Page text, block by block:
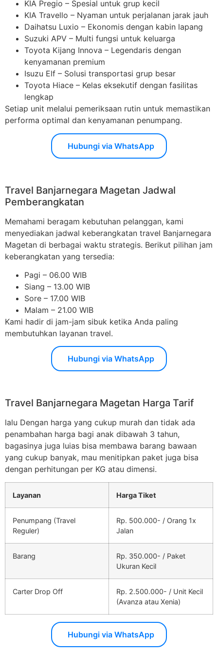
KIA Pregio – Spesial untuk grup kecil
KIA Travello – Nyaman untuk perjalanan jarak jauh
Daihatsu Luxio – Ekonomis dengan kabin lapang
Suzuki APV – Multi fungsi untuk keluarga
Toyota Kijang Innova – Legendaris dengan
kenyamanan premium
Isuzu Elf – Solusi transportasi grup besar
Toyota Hiace – Kelas eksekutif dengan fasilitas
lengkap
Setiap unit melalui pemeriksaan rutin untuk memastikan
performa optimal dan kenyamanan penumpang.
Hubungi via WhatsApp
Travel Banjarnegara Magetan Jadwal
Pemberangkatan
Memahami beragam kebutuhan pelanggan, kami
menyediakan jadwal keberangkatan travel Banjarnegara
Magetan di berbagai waktu strategis. Berikut pilihan jam
keberangkatan yang tersedia:
Pagi – 06.00 WIB
Siang – 13.00 WIB
Sore – 17.00 WIB
Malam – 21.00 WIB
Kami hadir di jam-jam sibuk ketika Anda paling
membutuhkan layanan travel.
Hubungi via WhatsApp
Travel Banjarnegara Magetan Harga Tarif
lalu Dengan harga yang cukup murah dan tidak ada
penambahan harga bagi anak dibawah 3 tahun,
bagasinya juga luias bisa membawa barang bawaan
yang cukup banyak, mau menitipkan paket juga bisa
dengan perhitungan per KG atau dimensi.
Layanan Harga Tiket
Penumpang (Travel
Reguler)
Rp. 500.000- / Orang 1x
Jalan
Barang
Rp. 350.000- / Paket
Ukuran Kecil
Carter Drop Off
Rp. 2.500.000- / Unit Kecil
(Avanza atau Xenia)
Hubungi via WhatsApp